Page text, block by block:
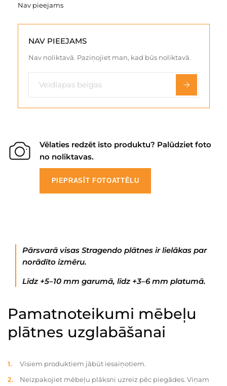
Nav pieejams
NAV PIEEJAMS
Nav noliktavā. Paziņojiet man, kad būs noliktavā.
Vēlaties redzēt īsto produktu? Palūdziet foto
no noliktavas.
PIEPRASĪT FOTOATTĒLU
Pārsvarā visas Stragendo plātnes ir lielākas par
norādīto izmēru.
Līdz +5–10 mm garumā, līdz +3–6 mm platumā.
Pamatnoteikumi mēbeļu
plātnes uzglabāšanai
Visiem produktiem jābūt iesaiņotiem.
Neizpakojiet mēbeļu plāksni uzreiz pēc piegādes. Viņam